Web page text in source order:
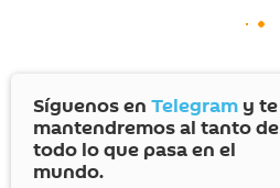
Síguenos en Telegram y te
mantendremos al tanto de
todo lo que pasa en el
mundo.